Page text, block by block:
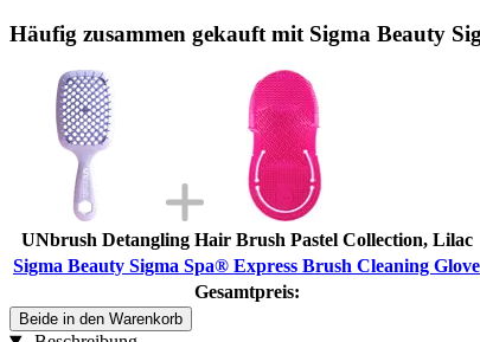
Häufig zusammen gekauft mit Sigma Beauty
UNbrush Detangling Hair Brush Pastel Collection, Lilac
Sigma Beauty Sigma Spa® Express Brush Cleaning Glove
Gesamtpreis:
Beide in den Warenkorb